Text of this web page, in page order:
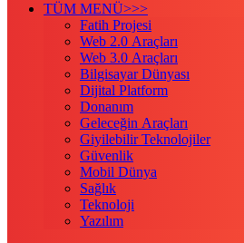
TÜM MENÜ>>>
Fatih Projesi
Web 2.0 Araçları
Web 3.0 Araçları
Bilgisayar Dünyası
Dijital Platform
Donanım
Geleceğin Araçları
Giyilebilir Teknolojiler
Güvenlik
Mobil Dünya
Sağlık
Teknoloji
Yazılım